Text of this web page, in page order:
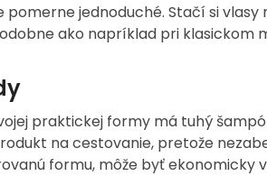
pomerne jednoduché. Stačí si
ako napríklad pri klasickom
praktickej formy má tuhý
na cestovanie, pretože
formu, môže byť ekonomicky